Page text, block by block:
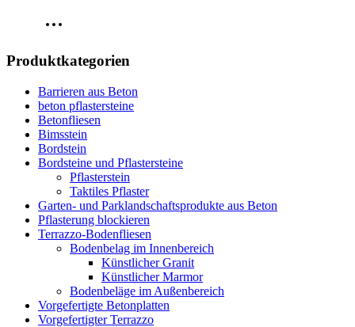
Produktkategorien
Barrieren aus Beton
beton pflastersteine
Betonfliesen
Bimsstein
Bordstein
Bordsteine und Pflastersteine
Pflasterstein
Taktiles Pflaster
Garten- und Parklandschaftsprodukte aus Beton
Pflasterung blockieren
Terrazzo-Bodenfliesen
Bodenbelag im Innenbereich
Künstlicher Granit
Künstlicher Marmor
Bodenbeläge im Außenbereich
Vorgefertigte Betonplatten
Vorgefertigter Terrazzo